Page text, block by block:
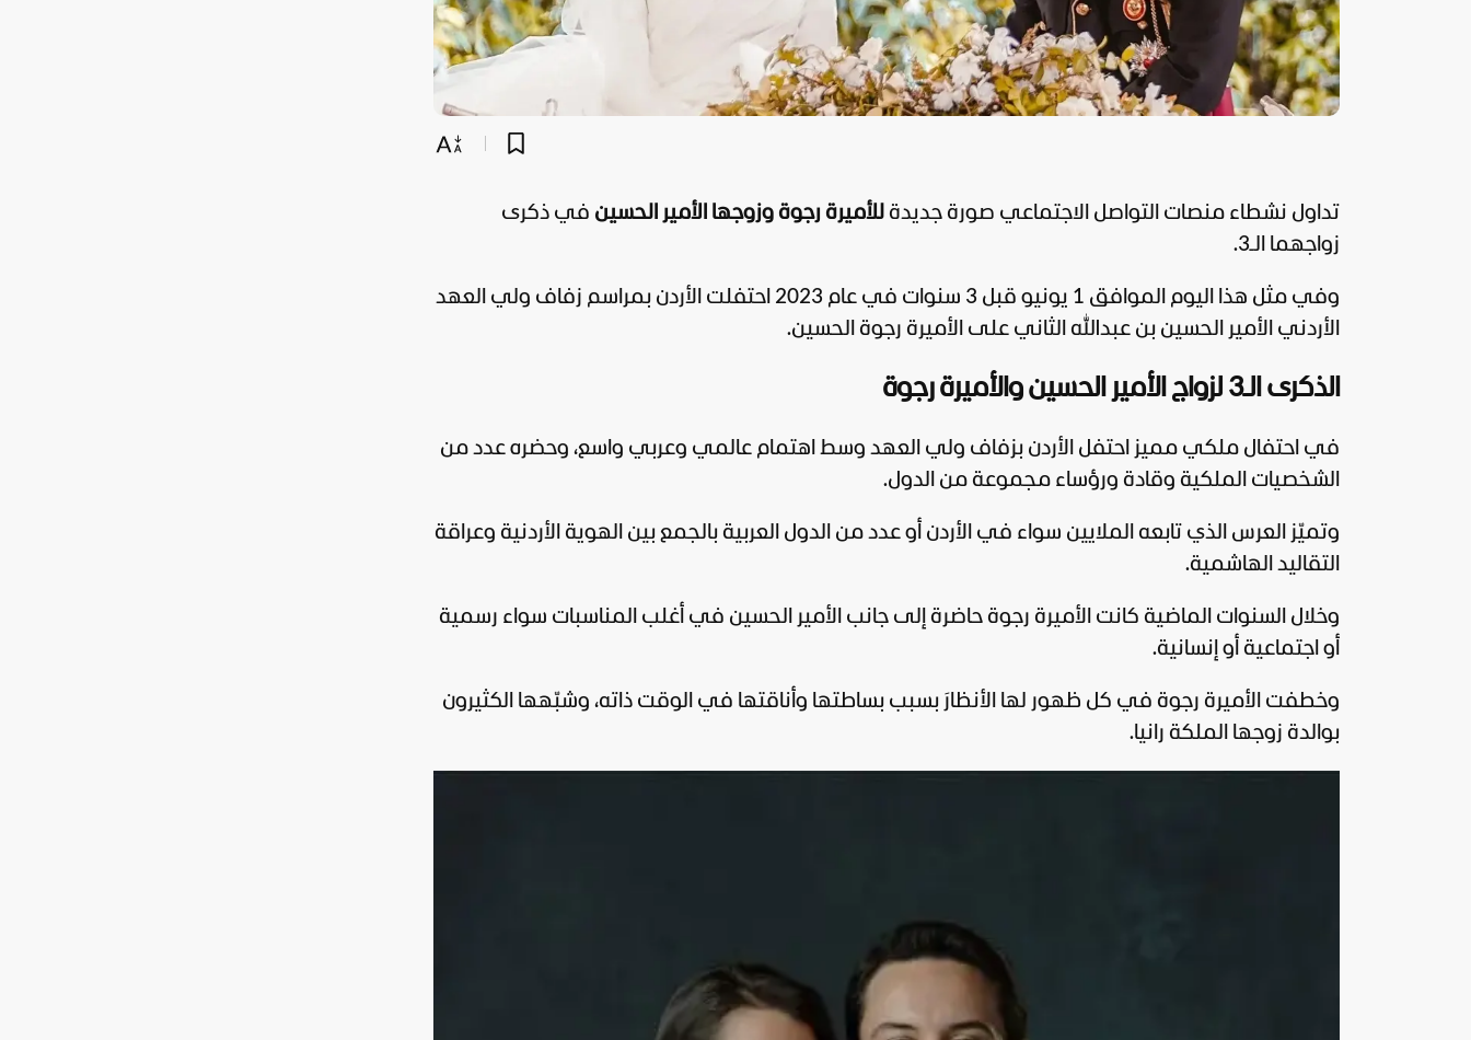
تداول نشطاء منصات التواصل الاجتماعي صورة جديدة للأميرة رجوة وزوجها الأمير الحسين في ذكرى
زواجهما الـ3.
وفي مثل هذا اليوم الموافق 1 يونيو قبل 3 سنوات في عام 2023 احتفلت الأردن بمراسم زفاف ولي العهد
الأردني الأمير الحسين بن عبدالله الثاني على الأميرة رجوة الحسين.
الذكرى الـ3 لزواج الأمير الحسين والأميرة رجوة
في احتفال ملكي مميز احتفل الأردن بزفاف ولي العهد وسط اهتمام عالمي وعربي واسع، وحضره عدد من
الشخصيات الملكية وقادة ورؤساء مجموعة من الدول.
وتميّز العرس الذي تابعه الملايين سواء في الأردن أو عدد من الدول العربية بالجمع بين الهوية الأردنية وعراقة
التقاليد الهاشمية.
وخلال السنوات الماضية كانت الأميرة رجوة حاضرة إلى جانب الأمير الحسين في أغلب المناسبات سواء رسمية
أو اجتماعية أو إنسانية.
وخطفت الأميرة رجوة في كل ظهور لها الأنظارَ بسبب بساطتها وأناقتها في الوقت ذاته، وشبّهها الكثيرون
بوالدة زوجها الملكة رانيا.